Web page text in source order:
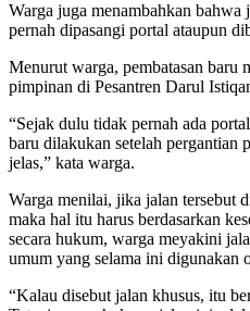
Warga juga menambahkan bahwa
pernah dipasangi portal ataupun
Menurut warga, pembatasan baru
pimpinan di Pesantren Darul
“Sejak dulu tidak pernah ada
baru dilakukan setelah pergantian
jelas,” kata warga.
Warga menilai, jika jalan tersebut
maka hal itu harus berdasarkan
secara hukum, warga meyakini
umum yang selama ini digunakan
“Kalau disebut jalan khusus, itu